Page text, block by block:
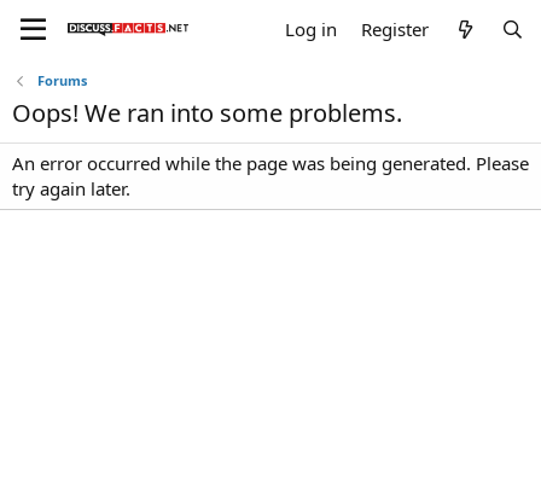
Log in Register
Forums
Oops! We ran into some problems.
An error occurred while the page was being generated. Please
try again later.